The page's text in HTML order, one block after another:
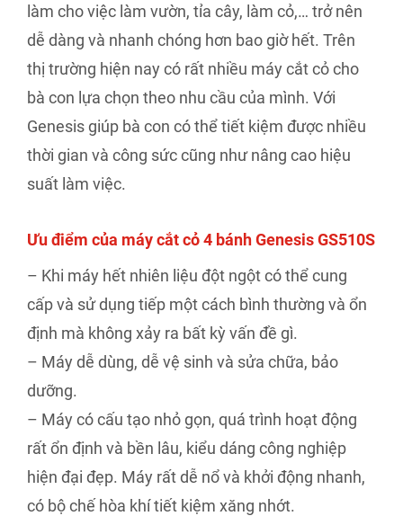
làm cho việc làm vườn, tỉa cây, làm cỏ,… trở nên
dễ dàng và nhanh chóng hơn bao giờ hết. Trên
thị trường hiện nay có rất nhiều máy cắt cỏ cho
bà con lựa chọn theo nhu cầu của mình. Với
Genesis giúp bà con có thể tiết kiệm được nhiều
thời gian và công sức cũng như nâng cao hiệu
suất làm việc.
Ưu điểm của máy cắt cỏ 4 bánh Genesis GS510S
– Khi máy hết nhiên liệu đột ngột có thể cung
cấp và sử dụng tiếp một cách bình thường và ổn
định mà không xảy ra bất kỳ vấn đề gì.
– Máy dễ dùng, dễ vệ sinh và sửa chữa, bảo
dưỡng.
– Máy có cấu tạo nhỏ gọn, quá trình hoạt động
rất ổn định và bền lâu, kiểu dáng công nghiệp
hiện đại đẹp. Máy rất dễ nổ và khởi động nhanh,
có bộ chế hòa khí tiết kiệm xăng nhớt.